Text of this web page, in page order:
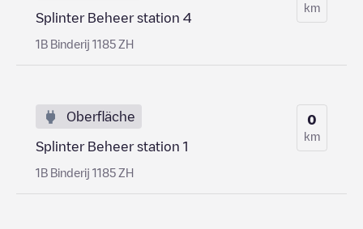
Splinter Beheer station 4
1B Binderij 1185 ZH
km
Oberfläche
Splinter Beheer station 1
1B Binderij 1185 ZH
0
km